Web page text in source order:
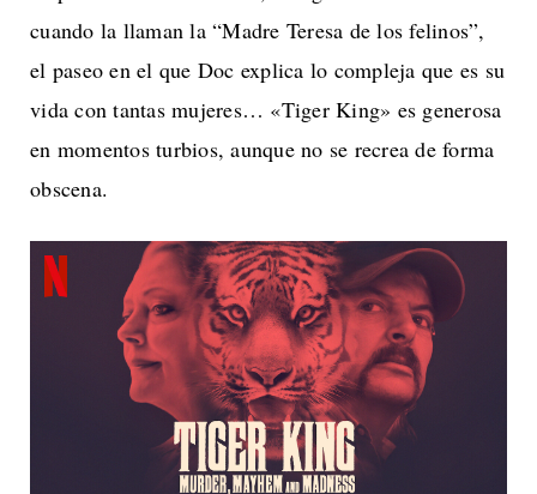
cuando la llaman la “Madre Teresa de los felinos”,
el paseo en el que Doc explica lo compleja que es su
vida con tantas mujeres… «Tiger King» es generosa
en momentos turbios, aunque no se recrea de forma
obscena.